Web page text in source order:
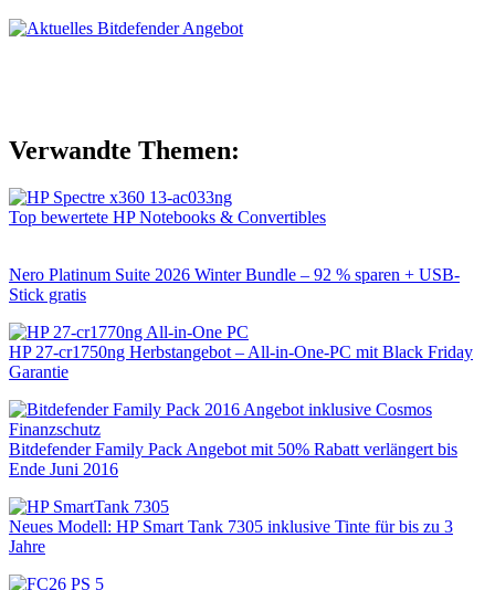
Verwandte Themen:
Top bewertete HP Notebooks & Convertibles
Nero Platinum Suite 2026 Winter Bundle – 92 % sparen + USB-
Stick gratis
HP 27-cr1750ng Herbstangebot – All-in-One-PC mit Black Friday
Garantie
Bitdefender Family Pack Angebot mit 50% Rabatt verlängert bis
Ende Juni 2016
Neues Modell: HP Smart Tank 7305 inklusive Tinte für bis zu 3
Jahre